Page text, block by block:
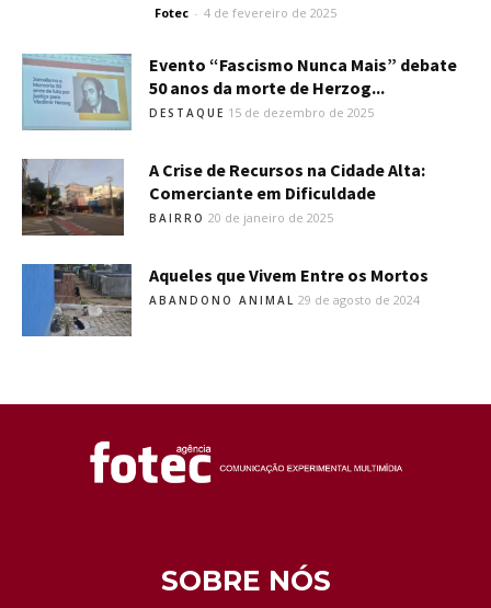
Fotec - 4 de fevereiro de 2025
Evento “Fascismo Nunca Mais” debate
50 anos da morte de Herzog...
DESTAQUE 15 de dezembro de 2025
A Crise de Recursos na Cidade Alta:
Comerciante em Dificuldade
BAIRRO 20 de janeiro de 2025
Aqueles que Vivem Entre os Mortos
ABANDONO ANIMAL 29 de agosto de 2024
SOBRE NÓS